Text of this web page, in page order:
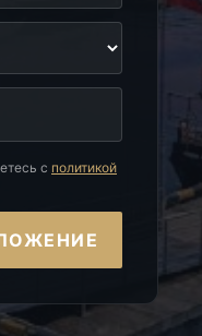
с политикой